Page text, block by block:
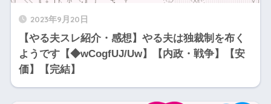
2023年9月20日
【やる夫スレ紹介・感想】やる夫は独裁制を布く
ようです【◆wCogfUJ/Uw】【内政・戦争】【安
価】【完結】